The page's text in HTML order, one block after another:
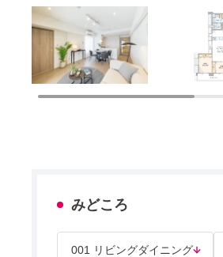
みどころ
001 リビングダイニング